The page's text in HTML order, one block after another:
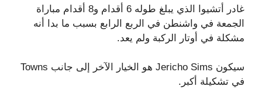
غادر أتشيوا الذي يبلغ طوله 6 أقدام و8 أقدام مباراة
الجمعة في واشنطن في الربع الرابع بسبب ما بدا أنه
مشكلة في أوتار الركبة ولم يعد.
سيكون Jericho Sims هو الخيار الآخر إلى جانب Towns
في تشكيلة أكبر.